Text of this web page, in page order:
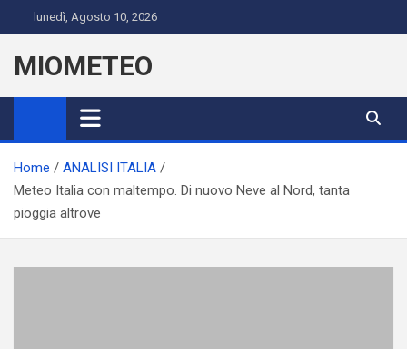
to
content
lunedì, Agosto 10, 2026
MIOMETEO
Home
ANALISI ITALIA
Meteo Italia con maltempo. Di nuovo Neve al Nord, tanta
pioggia altrove